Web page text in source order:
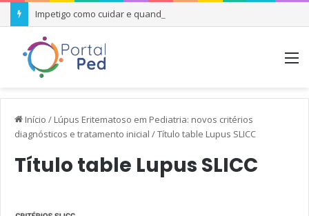
Impetigo como cuidar e quando se preocupar
Início / Lúpus Eritematoso em Pediatria: novos critérios
diagnósticos e tratamento inicial /Título table Lupus SLICC
Título table Lupus SLICC